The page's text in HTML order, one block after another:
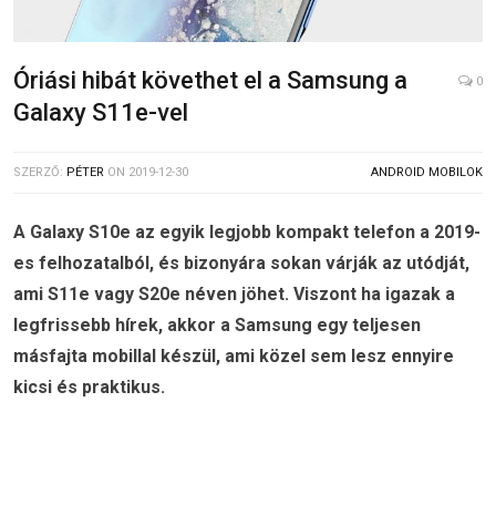
Óriási hibát követhet el a Samsung a
Galaxy S11e-vel
0
SZERZŐ: PÉTER ON 2019-12-30 ANDROID MOBILOK
A Galaxy S10e az egyik legjobb kompakt telefon a 2019-
es felhozatalból, és bizonyára sokan várják az utódját,
ami S11e vagy S20e néven jöhet. Viszont ha igazak a
legfrissebb hírek, akkor a Samsung egy teljesen
másfajta mobillal készül, ami közel sem lesz ennyire
kicsi és praktikus.